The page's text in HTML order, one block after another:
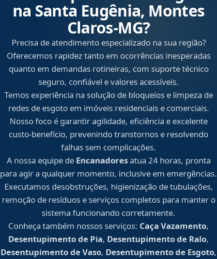
na Santa Eugênia, Montes
Claros‑MG?
Precisa de atendimento especializado na sua região?
Oferecemos rapidez tanto em ocorrências inesperadas
quanto em demandas rotineiras, com suporte técnico
seguro, confiável e valores acessíveis.
Temos experiência na solução de bloqueios e limpeza de
redes de esgoto em imóveis residenciais e comerciais.
Nosso foco é garantir agilidade, eficiência e excelente
custo-benefício, prevenindo transtornos e resolvendo
falhas sem complicações.
A nossa equipe de Encanadoresatua 24 horas, pronta
para agir a qualquer momento, inclusive em emergências.
Executamos desobstruções, higienização de tubulações,
remoção de resíduos e serviços completos para manter o
sistema funcionando corretamente.
Conheça também nossos serviços: Caça Vazamento,
Desentupimento de Pia, Desentupimento de Ralo,
Desentupimento de Vaso, Desentupimento de Esgoto,